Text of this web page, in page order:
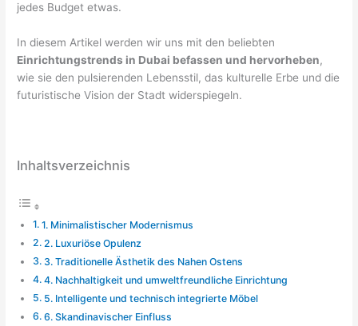
jedes Budget etwas.
In diesem Artikel werden wir uns mit den beliebten
Einrichtungstrends in Dubai befassen und hervorheben,
wie sie den pulsierenden Lebensstil, das kulturelle Erbe und die
futuristische Vision der Stadt widerspiegeln.
Inhaltsverzeichnis
1. Minimalistischer Modernismus
2. Luxuriöse Opulenz
3. Traditionelle Ästhetik des Nahen Ostens
4. Nachhaltigkeit und umweltfreundliche Einrichtung
5. Intelligente und technisch integrierte Möbel
6. Skandinavischer Einfluss